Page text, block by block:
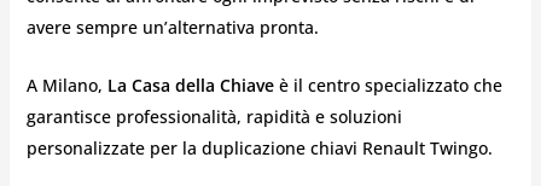
avere sempre un’alternativa pronta.
A Milano, La Casa della Chiaveè il centro specializzato che
garantisce professionalità, rapidità e soluzioni
personalizzate per la duplicazione chiavi Renault Twingo.